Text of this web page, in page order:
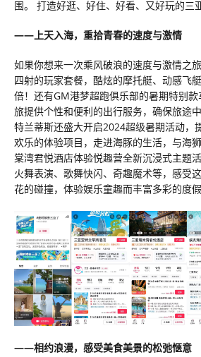
围。 打造好逛、好住、好看、又好玩的三
——上天入海，重拾青春的速度与激情
如果你想来一次乘风破浪的速度与激情之
四射的玩家套餐，酷炫的摩托艇、动感飞
倍！还有GM港梦超跑俱乐部的暑期特别
旅提供个性和便利的出行服务，确保旅途
特兰蒂斯还盛大开启2024超级暑期活动，
欢乐的体验项目，走进海豚的生活，与海
棠湾君悦酒店体验悦趣营全新沉浸式主题
火舞表演、歌舞快闪、奇趣魔术等，感受
花的碰撞，体验娱乐童趣而丰富多彩的度假
——相约浪漫，感受美食美景的松弛惬意